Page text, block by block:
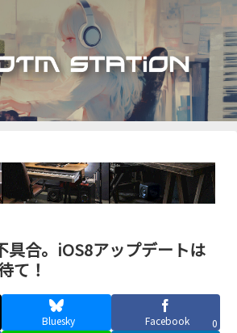
合。iOS8アップデートは
て！
Bluesky Facebook 0